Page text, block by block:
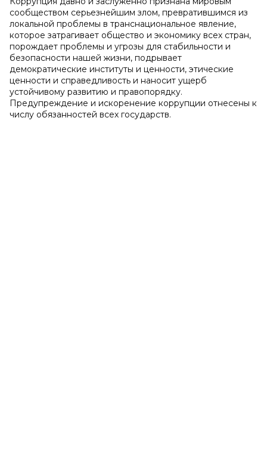
сообществом серьезнейшим злом, превратившимся из
локальной проблемы в транснациональное явление,
которое затрагивает общество и экономику всех стран,
порождает проблемы и угрозы для стабильности и
безопасности нашей жизни, подрывает
демократические институты и ценности, этические
ценности и справедливость и наносит ущерб
устойчивому развитию и правопорядку.
Предупреждение и искоренение коррупции отнесены к
числу обязанностей всех государств.